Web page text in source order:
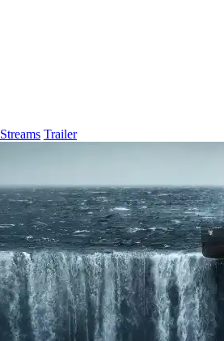
Streams Trailer